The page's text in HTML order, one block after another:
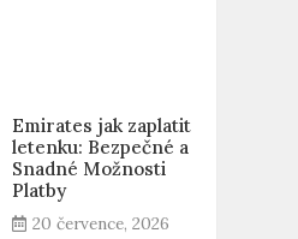
Emirates jak zaplatit
letenku: Bezpečné a
Snadné Možnosti
Platby
20 července, 2026